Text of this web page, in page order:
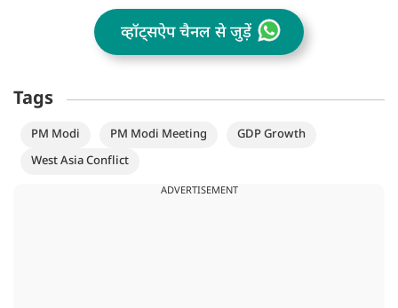
व्हॉट्सऐप चैनल से जुड़ें
Tags
PM Modi PM Modi Meeting
GDP Growth
West Asia Conflict
ADVERTISEMENT